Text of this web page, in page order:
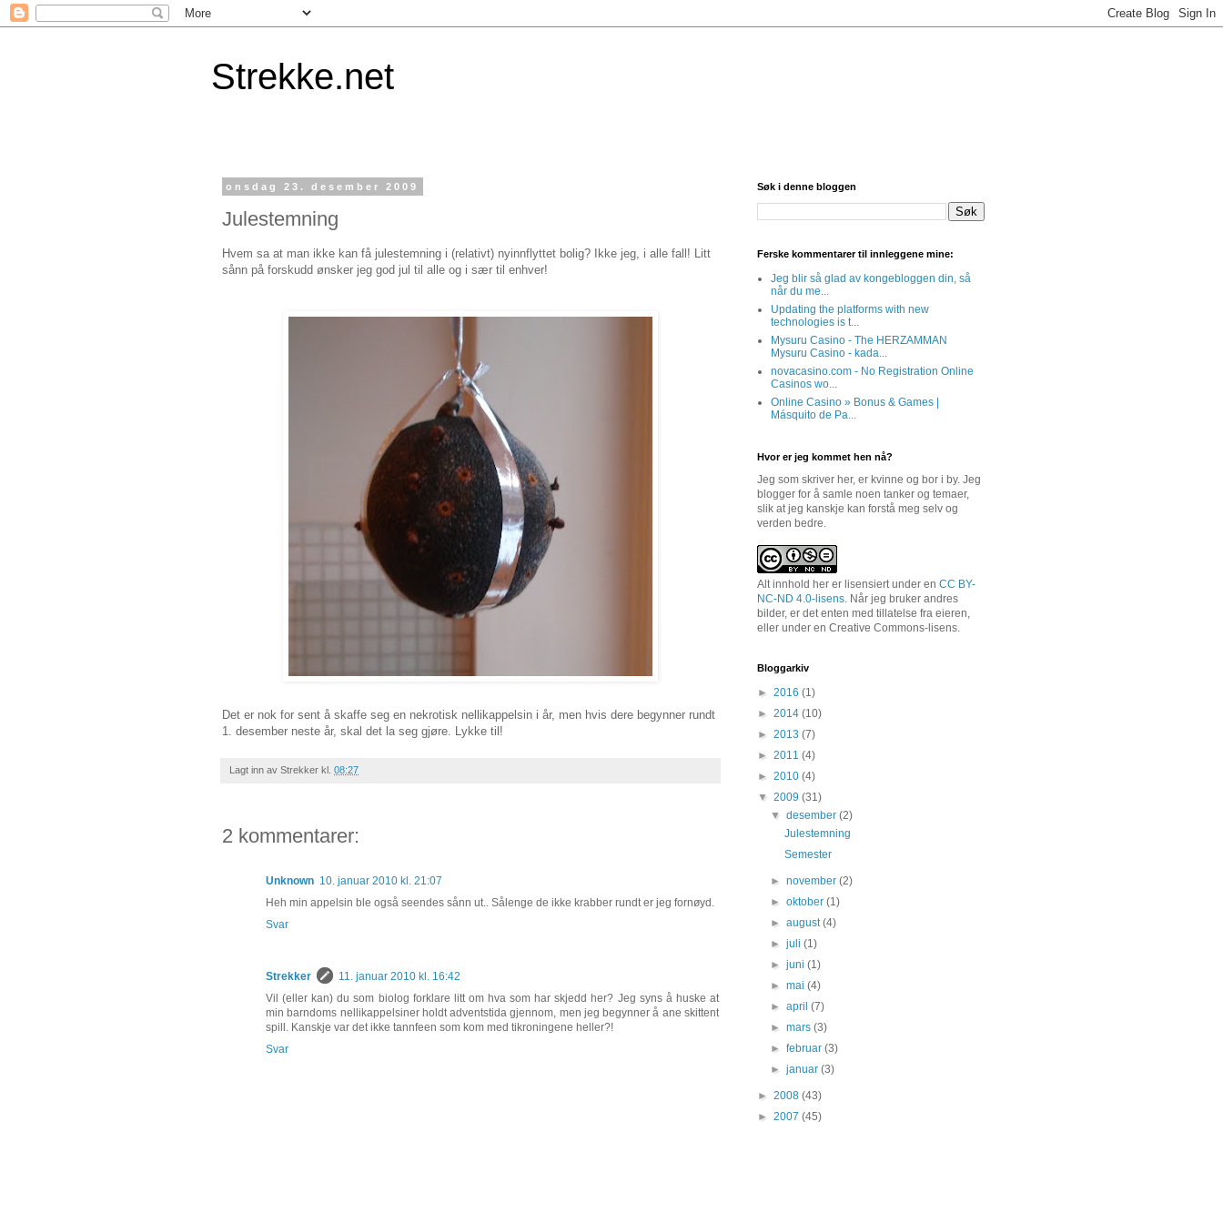
Strekke.net
onsdag 23. desember 2009
Julestemning
Hvem sa at man ikke kan få julestemning i (relativt) nyinnflyttet bolig? Ikke jeg, i alle fall! Litt
sånn på forskudd ønsker jeg god jul til alle og i sær til enhver!
Det er nok for sent å skaffe seg en nekrotisk nellikappelsin i år, men hvis dere begynner rundt
1. desember neste år, skal det la seg gjøre. Lykke til!
Lagt inn av Strekker kl. 08:27
2 kommentarer:
Unknown 10. januar 2010 kl. 21:07
Heh min appelsin ble også seendes sånn ut.. Sålenge de ikke krabber rundt er jeg fornøyd.
Svar
Strekker
11. januar 2010 kl. 16:42
Vil (eller kan) du som biolog forklare litt om hva som har skjedd her? Jeg syns å huske at
min barndoms nellikappelsiner holdt adventstida gjennom, men jeg begynner å ane skittent
spill. Kanskje var det ikke tannfeen som kom med tikroningene heller?!
Svar
Søk i denne bloggen
Ferske kommentarer til innleggene mine:
Jeg blir så glad av kongebloggen din, så
når du me...
Updating the platforms with new
technologies is t...
Mysuru Casino - The HERZAMMAN
Mysuru Casino - kada...
novacasino.com - No Registration Online
Casinos wo...
Online Casino » Bonus & Games |
Másquito de Pa...
Hvor er jeg kommet hen nå?
Jeg som skriver her, er kvinne og bor i by. Jeg
blogger for å samle noen tanker og temaer,
slik at jeg kanskje kan forstå meg selv og
verden bedre.
Alt innhold her er lisensiert under en CC BY-
NC-ND 4.0-lisens. Når jeg bruker andres
bilder, er det enten med tillatelse fra eieren,
eller under en Creative Commons-lisens.
Bloggarkiv
► 2016 (1)
► 2014 (10)
► 2013 (7)
► 2011 (4)
► 2010 (4)
▼ 2009 (31)
▼desember(2)
Julestemning
Semester
►november(2)
►oktober(1)
►august(4)
►juli(1)
►juni(1)
►mai(4)
►april(7)
►mars(3)
►februar(3)
►januar(3)
► 2008 (43)
► 2007 (45)